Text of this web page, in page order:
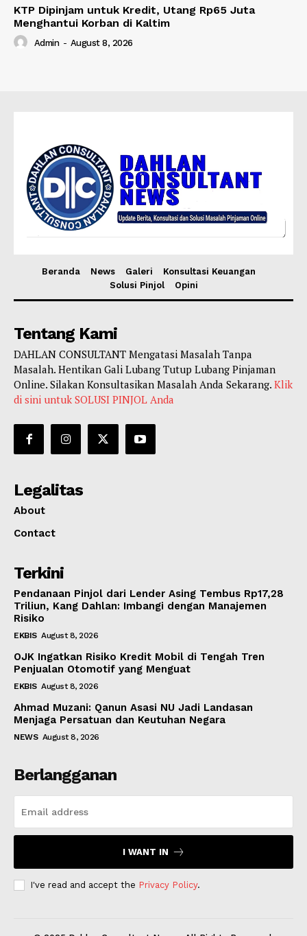
KTP Dipinjam untuk Kredit, Utang Rp65 Juta
Menghantui Korban di Kaltim
Admin - August 8, 2026
Beranda News Galeri
Konsultasi Keuangan
Solusi Pinjol
Opini
Tentang Kami
DAHLAN CONSULTANT Mengatasi Masalah Tanpa
Masalah. Hentikan Gali Lubang Tutup Lubang Pinjaman
Online. Silakan Konsultasikan Masalah Anda Sekarang. Klik
di sini untuk SOLUSI PINJOL Anda
Legalitas
About
Contact
Terkini
Pendanaan Pinjol dari Lender Asing Tembus Rp17,28
Triliun, Kang Dahlan: Imbangi dengan Manajemen
Risiko
EKBIS August 8, 2026
OJK Ingatkan Risiko Kredit Mobil di Tengah Tren
Penjualan Otomotif yang Menguat
EKBIS August 8, 2026
Ahmad Muzani: Qanun Asasi NU Jadi Landasan
Menjaga Persatuan dan Keutuhan Negara
NEWS August 8, 2026
Berlangganan
I WANT IN
I've read and accept the Privacy Policy.